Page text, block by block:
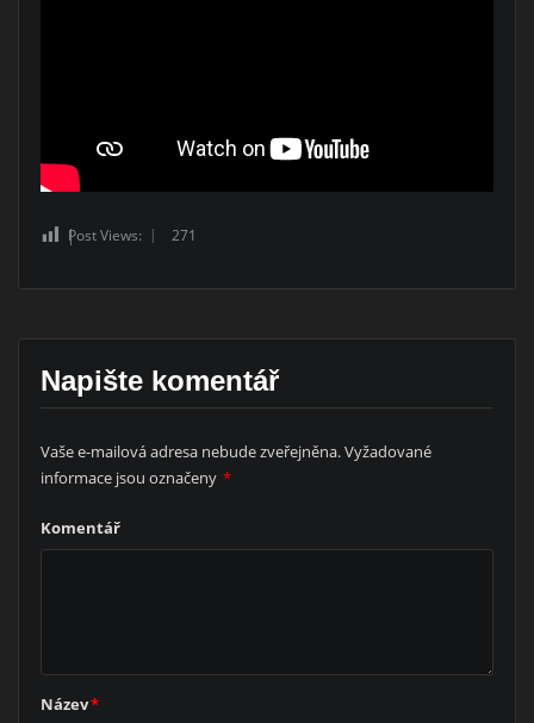
Post Views: 271
Napište komentář
Vaše e-mailová adresa nebude zveřejněna.Vyžadované
informace jsou označeny *
Komentář
Název*